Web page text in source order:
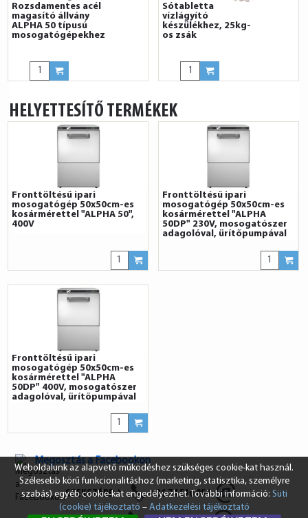
SZEKSZÁRD +36 74 510 054
Rozsdamentes acél
magasító állvány
ALPHA 50 típusú
mosogatógépekhez
Sótabletta
vízlágyító
készülékhez, 25kg-
os zsák
HELYETTESÍTŐ TERMÉKEK
Fronttöltésű ipari
mosogatógép 50x50cm-es
kosármérettel "ALPHA 50",
400V
Fronttöltésű ipari
mosogatógép 50x50cm-es
kosármérettel "ALPHA
50DP" 230V, mosogatószer
adagolóval, ürítőpumpával
Fronttöltésű ipari
mosogatógép 50x50cm-es
kosármérettel "ALPHA
50DP" 400V, mosogatószer
adagolóval, ürítőpumpával
Megosztás a Facebookon
Weboldalunk az alapvető működéshez szükséges cookie-kat használ.
Szélesebb körű funkcionalitáshoz (marketing, statisztika, személyre
szabás) egyéb cookie-kat engedélyezhet. További információ: Süti
(cookie) tájékoztató – Adatkezelési tájékoztató